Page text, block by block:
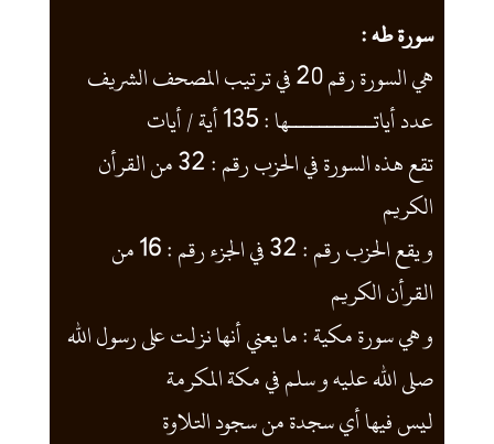
سورة طه :
هي السورة رقم 20 في ترتيب المصحف الشريف
عدد أياتـــــــــــها : 135 أية / أيات
تقع هذه السورة في الحزب رقم : 32 من القرأن
الكريم
و يقع الحزب رقم : 32 في الجزء رقم : 16 من
القرأن الكريم
و هي سورة مكية : ما يعني أنها نزلت على رسول الله
صلى الله عليه و سلم في مكة المكرمة
ليس فيها أي سجدة من سجود التلاوة